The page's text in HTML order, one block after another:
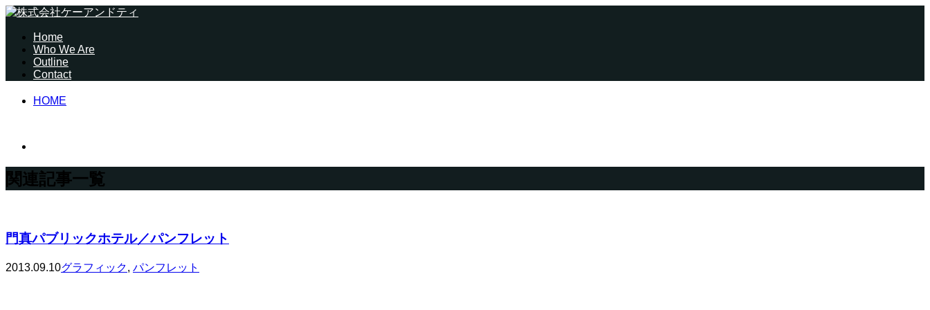
Home
Who We Are
Outline
Contact
HOME
関連記事一覧
門真パブリックホテル／パンフレット
2013.09.10グラフィック, パンフレット